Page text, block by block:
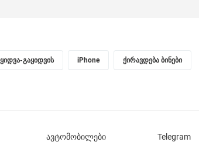
გაყიდვის iPhone ქირავდება ბინები
ავტომობილები
Telegram